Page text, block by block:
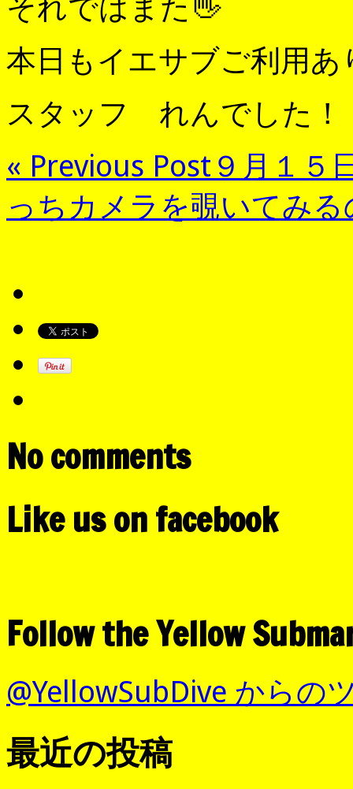
それではまた👋
本日もイエサブご利用
スタッフ れんでした！
« Previous Post ９月１
っちカメラを覗いてみ
No comments
Like us on facebook
Follow the Yellow
@YellowSubDive からの
最近の投稿